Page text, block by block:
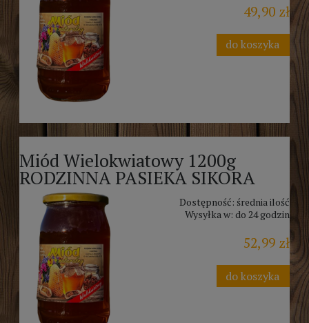
49,90 zł
do koszyka
Miód Wielokwiatowy 1200g
RODZINNA PASIEKA SIKORA
Dostępność: średnia ilość
Wysyłka w: do 24 godzin
52,99 zł
do koszyka